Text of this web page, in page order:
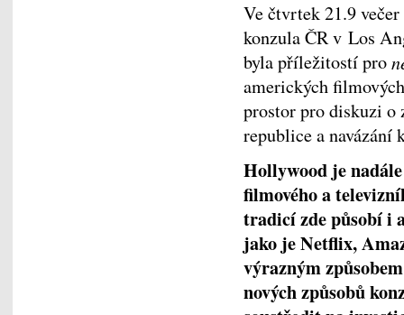
Ve čtvrtek 21.9
konzula ČR v Los
byla příležitostí pro
amerických
prostor pro diskuzi o
republice a navázání
Hollywood je
filmového a
tradicí zde působí i
jako je Netflix,
výrazným
nových způsobů